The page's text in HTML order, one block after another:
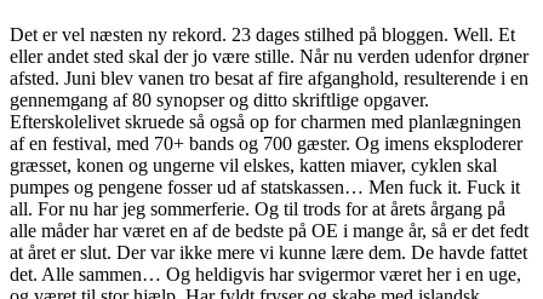
Det er vel næsten ny rekord. 23 dages stilhed på bloggen. Well. Et
eller andet sted skal der jo være stille. Når nu verden udenfor drøner
afsted. Juni blev vanen tro besat af fire afganghold, resulterende i en
gennemgang af 80 synopser og ditto skriftlige opgaver.
Efterskolelivet skruede så også op for charmen med planlægningen
af en festival, med 70+ bands og 700 gæster. Og imens eksploderer
græsset, konen og ungerne vil elskes, katten miaver, cyklen skal
pumpes og pengene fosser ud af statskassen… Men fuck it. Fuck it
all. For nu har jeg sommerferie. Og til trods for at årets årgang på
alle måder har været en af de bedste på OE i mange år, så er det fedt
at året er slut. Der var ikke mere vi kunne lære dem. De havde fattet
det. Alle sammen… Og heldigvis har svigermor været her i en uge,